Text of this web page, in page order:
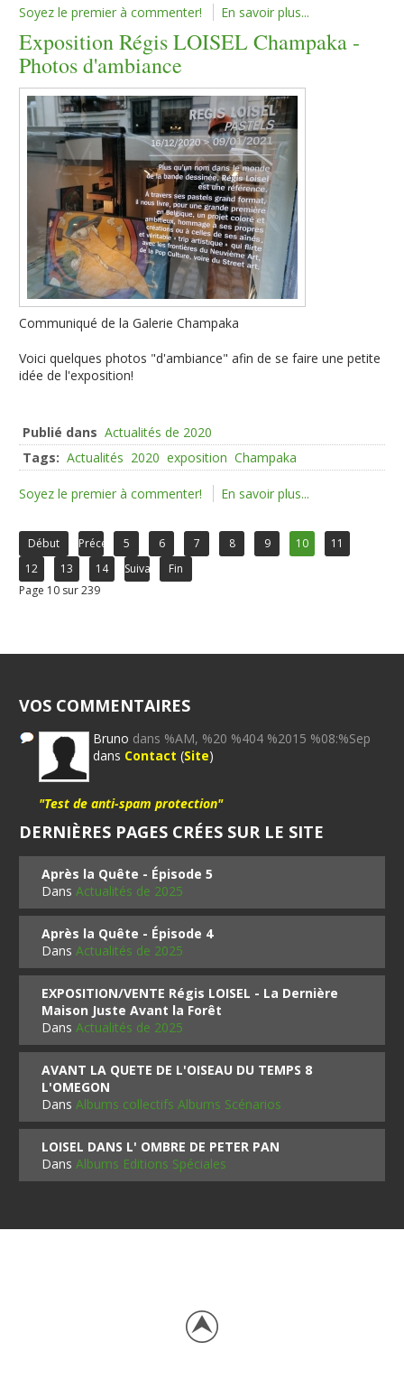
Soyez le premier à commenter! En savoir plus...
Exposition Régis LOISEL Champaka -
Photos d'ambiance
Communiqué de la Galerie Champaka
Voici quelques photos "d'ambiance" afin de se faire une petite
idée de l'exposition!
Publié dans Actualités de 2020
Tags: Actualités 2020 exposition Champaka
Soyez le premier à commenter! En savoir plus...
Début Précédent
5 6 7 8 9 10
11
12
13 14 Suivant
Fin
Page 10 sur 239
VOS COMMENTAIRES
Bruno dans %AM, %20 %404 %2015 %08:%Sep
dans Contact (Site)
"Test de anti-spam protection"
DERNIÈRES PAGES CRÉES SUR LE SITE
Après la Quête - Épisode 5
DansActualités de 2025
Après la Quête - Épisode 4
DansActualités de 2025
EXPOSITION/VENTE Régis LOISEL - La Dernière
Maison Juste Avant la Forêt
DansActualités de 2025
AVANT LA QUETE DE L'OISEAU DU TEMPS 8
L'OMEGON
DansAlbums collectifs Albums Scénarios
LOISEL DANS L' OMBRE DE PETER PAN
DansAlbums Editions Spéciales